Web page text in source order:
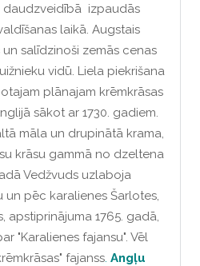
daudzveidībā izpaudās
laikā. Augstais
salīdzinoši zemās cenas
vidū. Liela piekrišana
plānajam krēmkrāsas
sākot ar 1730. gadiem.
māla un drupinātā krama,
krāsu gammā no dzeltena
Vedžvuds uzlaboja
pēc karalienes Šarlotes,
apstiprinājuma 1765. gadā,
"Karalienes fajansu". Vēl
fajanss. Angļu